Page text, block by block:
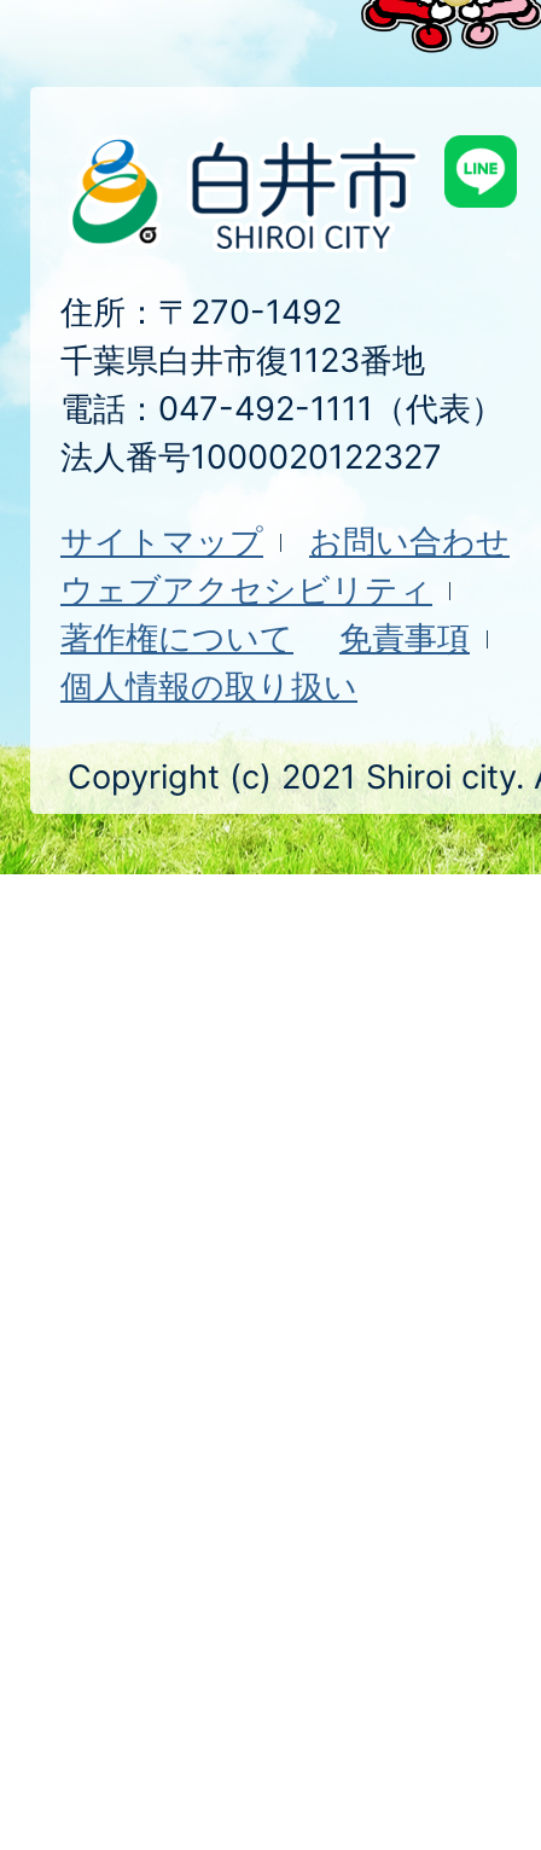
住所：〒270-1492
千葉県白井市復1123番地
電話：047-492-1111（代表）
法人番号1000020122327
サイトマップ
お問い合わせ
ウェブアクセシビリティ
著作権について
免責事項
個人情報の取り扱い
Copyright (c) 2021 Shiroi city.